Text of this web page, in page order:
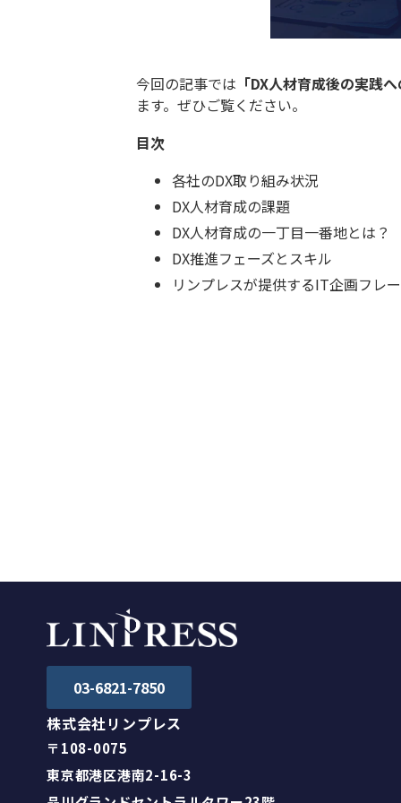
今回の記事では 「DX人材育成後の実践
ます。​​​​​​ぜひご覧ください。
目次
各社のDX取り組み状況
DX人材育成の課題
DX人材育成の一丁目一番地とは？
DX推進フェーズとスキル
リンプレスが提供するIT企画フレ
03-6821-7850
株式会社リンプレス
〒108-0075
東京都港区港南2-16-3